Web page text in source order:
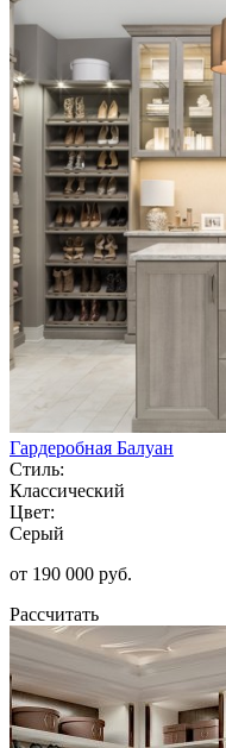
Гардеробная Балуан
Стиль:
Классический
Цвет:
Серый
от 190 000 руб.
Рассчитать